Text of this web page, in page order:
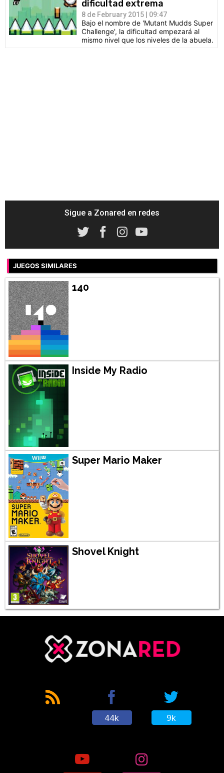
dificultad extrema
8 de February 2015 | 09:47
Bajo el nombre de 'Mutant Mudds Super
Challenge', la dificultad empezará al
mismo nivel que los niveles de la abuela.
Sigue a Zonared en redes
JUEGOS SIMILARES
140
Inside My Radio
Super Mario Maker
Shovel Knight
44k 9k